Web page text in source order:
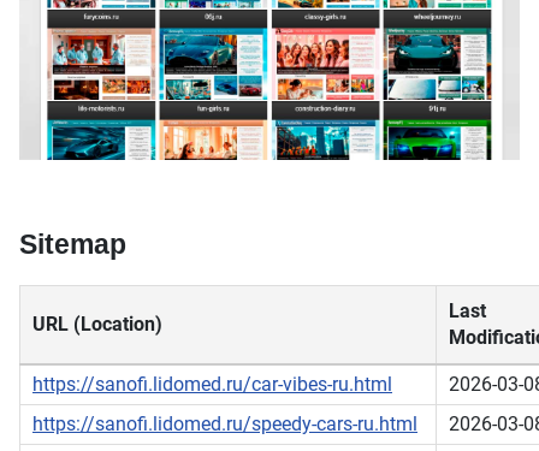
Sitemap
URL (Location)
Last
https://sanofi.lidomed.ru/car-vibes-ru.html
2026-03-
https://sanofi.lidomed.ru/speedy-cars-ru.html
2026-03-